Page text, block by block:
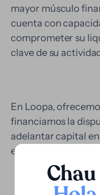
mayor músculo
cuenta con
comprometer su
clave de su
En Loopa,
financiamos la
adelantar capital
estimado del caso.